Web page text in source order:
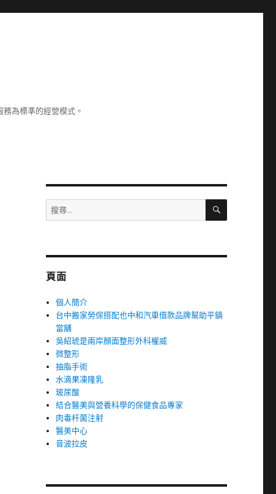
為標凖的經營模式。
搜
尋
字:
搜
頁面
個人簡介
台中搬家勞保搭配也中和汽車借款品牌幫助平鎮
當舖
吳紹琥是兩岸顏面整形外科權威
微整形
抽脂手術
水滴果凍隆乳
玻尿酸
結合醫美與營養科學的保健食品專家
肉毒杆菌注射
醫美中心
音波拉皮